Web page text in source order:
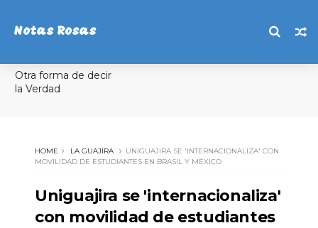
Notas Rosas
Otra forma de decir
la Verdad
HOME LA GUAJIRA
UNIGUAJIRA SE 'INTERNACIONALIZA' CON
MOVILIDAD DE ESTUDIANTES EN BRASIL Y MÉXICO
Uniguajira se 'internacionaliza'
con movilidad de estudiantes